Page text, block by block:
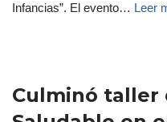
Infancias”. El evento… Leer
Culminó taller